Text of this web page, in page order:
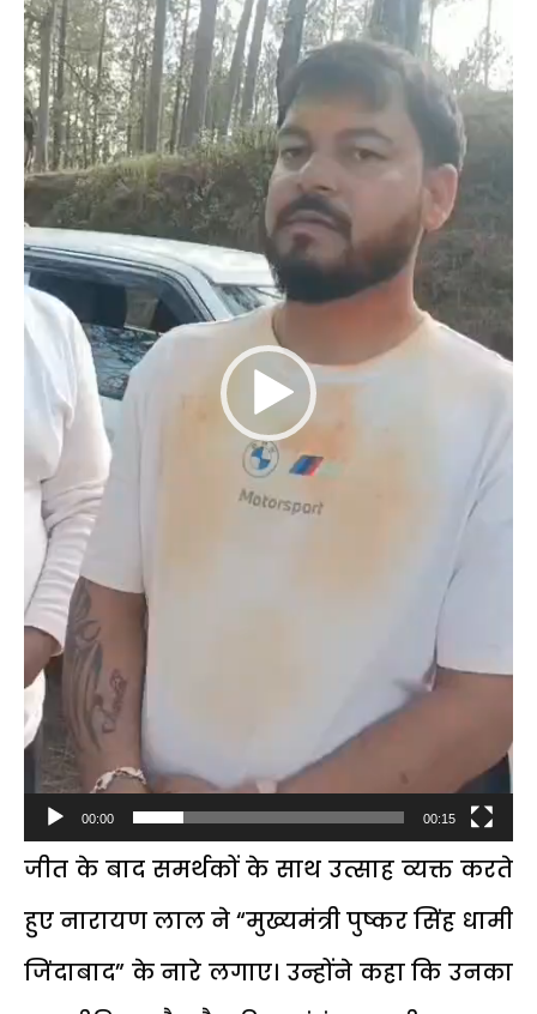
Player
00:00 00:15
जीत के बाद समर्थकों के साथ उत्साह व्यक्त करते
हुए नारायण लाल ने “मुख्यमंत्री पुष्कर सिंह धामी
जिंदाबाद” के नारे लगाए। उन्होंने कहा कि उनका